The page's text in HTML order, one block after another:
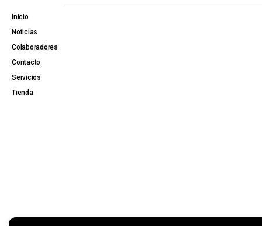
Inicio
Noticias
Colaboradores
Contacto
Servicios
Tienda